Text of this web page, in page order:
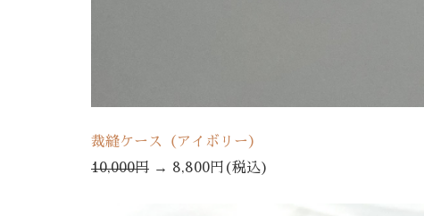
裁縫ケース（アイボリー）
10,000円 → 8,800円(税込)